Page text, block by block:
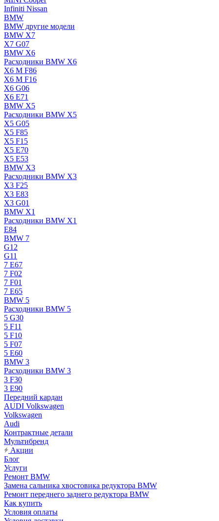
Infiniti Nissan
BMW
BMW другие модели
BMW X7
X7 G07
BMW X6
Расходники BMW X6
X6 M F86
X6 M F16
X6 G06
X6 E71
BMW X5
Расходники BMW X5
X5 G05
X5 F85
X5 F15
X5 E70
X5 E53
BMW X3
Расходники BMW X3
X3 F25
X3 E83
X3 G01
BMW X1
Расходники BMW X1
E84
BMW 7
G12
G11
7 Е67
7 F02
7 F01
7 E65
BMW 5
Расходники BMW 5
5 G30
5 F11
5 F10
5 F07
5 E60
BMW 3
Расходники BMW 3
3 F30
3 E90
Передний кардан
AUDI Volkswagen
Volkswagen
Audi
Контрактные детали
Мультибренд
Акции
Блог
Услуги
Ремонт BMW
Замена сальника хвостовика редуктора BMW
Ремонт переднего заднего редуктора BMW
Как купить
Условия оплаты